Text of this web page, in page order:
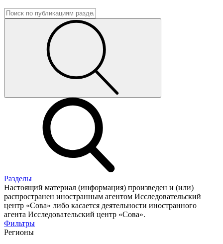
Разделы
Настоящий материал (информация) произведен и (или)
распространен иностранным агентом Исследовательский
центр «Сова» либо касается деятельности иностранного
агента Исследовательский центр «Сова».
Фильтры
Регионы